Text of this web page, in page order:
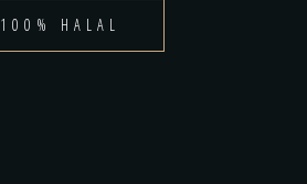
100% HALAL